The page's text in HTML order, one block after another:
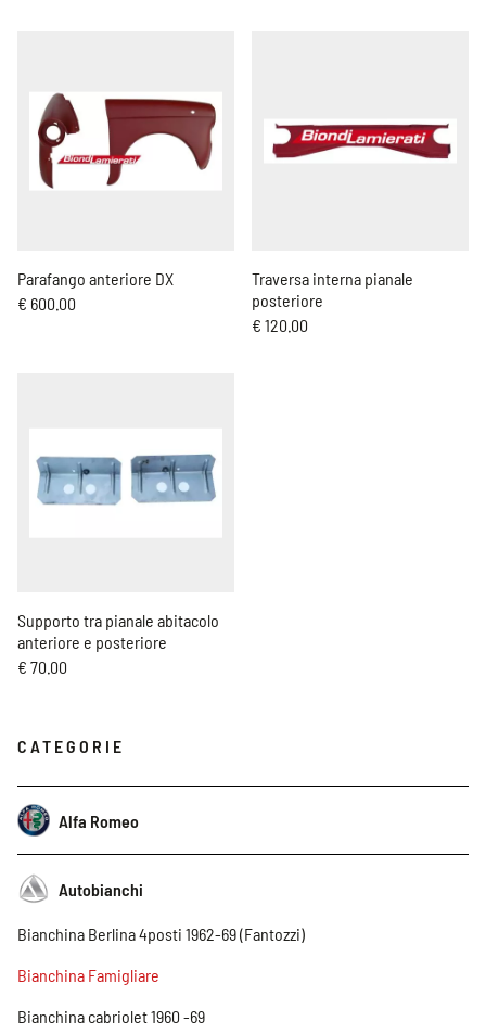
CATEGORIE
Alfa Romeo
Autobianchi
Bianchina Berlina 4posti 1962-69 (Fantozzi)
Bianchina Famigliare
Bianchina cabriolet 1960 -69
Parafango anteriore DX
€ 600.00
Traversa interna pianale
posteriore
€ 120.00
Supporto tra pianale abitacolo
anteriore e posteriore
€ 70.00